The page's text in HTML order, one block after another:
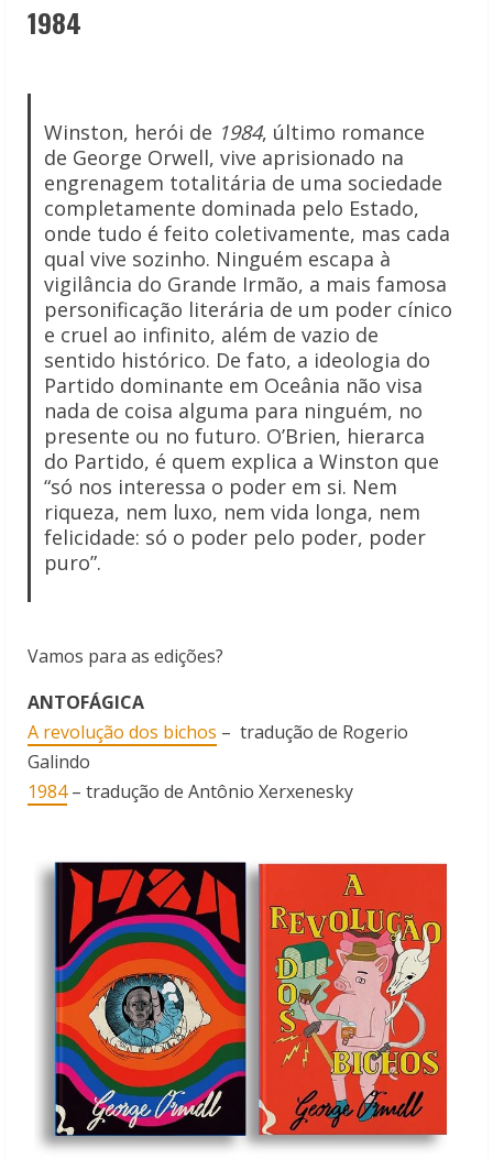
1984
Winston, herói de 1984, último romance
de George Orwell, vive aprisionado na
engrenagem totalitária de uma sociedade
completamente dominada pelo Estado,
onde tudo é feito coletivamente, mas cada
qual vive sozinho. Ninguém escapa à
vigilância do Grande Irmão, a mais famosa
personificação literária de um poder cínico
e cruel ao infinito, além de vazio de
sentido histórico. De fato, a ideologia do
Partido dominante em Oceânia não visa
nada de coisa alguma para ninguém, no
presente ou no futuro. O’Brien, hierarca
do Partido, é quem explica a Winston que
“só nos interessa o poder em si. Nem
riqueza, nem luxo, nem vida longa, nem
felicidade: só o poder pelo poder, poder
puro”.
Vamos para as edições?
ANTOFÁGICA
A revolução dos bichos – tradução de Rogerio
Galindo
1984– tradução de Antônio Xerxenesky